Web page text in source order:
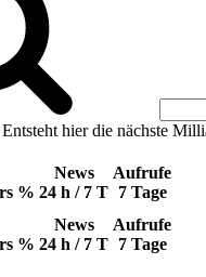
hier die nächste
%
News
24 h / 7 T
Aufrufe
7 Tage
%
News
24 h / 7 T
Aufrufe
7 Tage